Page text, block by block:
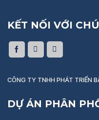
KẾT NỐI VỚI
CÔNG TY TNHH PHÁT TRIỂN
DỰ ÁN PHÂN